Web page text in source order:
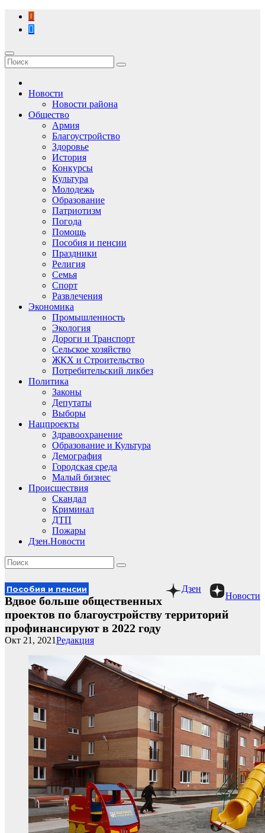
Перейти
содержимому
Новости
Новости района
Общество
Армия
Благоустройство
Здоровье
История
Конкурсы
Культура
Молодежь
Образование
Патриотизм
Погода
Помощь
Пособия и пенсии
Праздники
Религия
Семья
Спорт
Развлечения
Экономика
Промышленность
Экология
Дороги и Транспорт
Сельское хозяйство
ЖКХ и Строительство
Потребительский ликбез
Политика
Законы
Депутаты
Выборы
Нацпроекты
Здравоохранение
Образование и Культура
Демография
Городская среда
Малый бизнес
Происшествия
Скандал
Криминал
ДТП
Пожары
Дзен.Новости
Новости
Дзен
Пособия и пенсии
Вдвое больше общественных
проектов по благоустройству территорий
профинансируют в 2022 году
Редакция
Окт 21, 2021